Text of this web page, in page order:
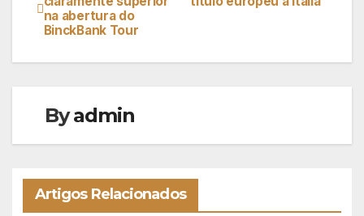
de
artigos
na abertura do
BinckBank Tour
Byadmin
Artigos Relacionados